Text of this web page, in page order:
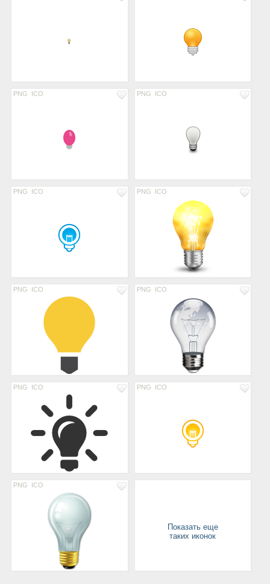
PNG ICO PNG ICO
PNG ICO PNG ICO
PNG ICO PNG ICO
PNG ICO PNG ICO
PNG ICO
Показать еще
таких иконок